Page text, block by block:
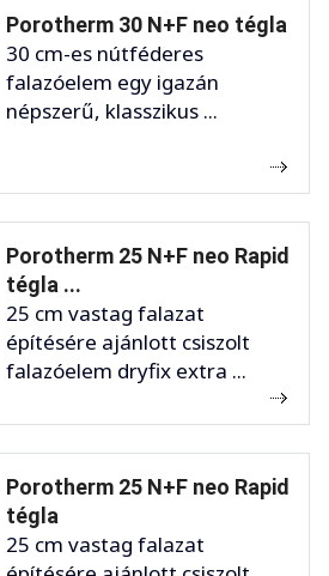
Porotherm 30 N+F neo tégla
30 cm-es nútféderes
falazóelem egy igazán
népszerű, klasszikus ...
Porotherm 25 N+F neo Rapid
tégla ...
25 cm vastag falazat
építésére ajánlott csiszolt
falazóelem dryfix extra ...
Porotherm 25 N+F neo Rapid
tégla
25 cm vastag falazat